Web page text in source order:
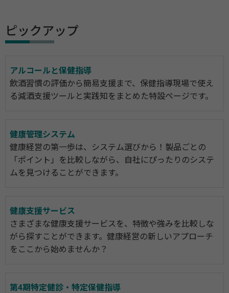
ピックアップ
アルコールと保健指導
飲酒習慣の評価から簡易支援まで、保健指導現場で使え
る減酒支援ツールと実践知をまとめた特設ページです。
健康管理システム
健康経営の第一歩は、システム選びから！製品ごとの
「ポイント」を比較しながら、自社にぴったりのシステ
ムを見つけることができます。
健康支援サービス
さまざまな健康支援サービスを、特徴や強みを比較しな
がら探すことができます。健康経営の新しいアプローチ
をここから始めませんか？
第4期特定健診・特定保健指導